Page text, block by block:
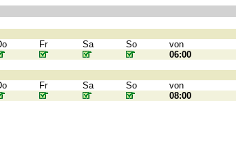
Fr Sa So von
06:00
Fr Sa So von
08:00